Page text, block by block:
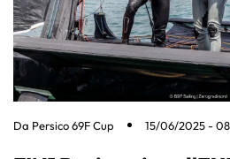
Da Persico 69F Cup 15/06/2025 -